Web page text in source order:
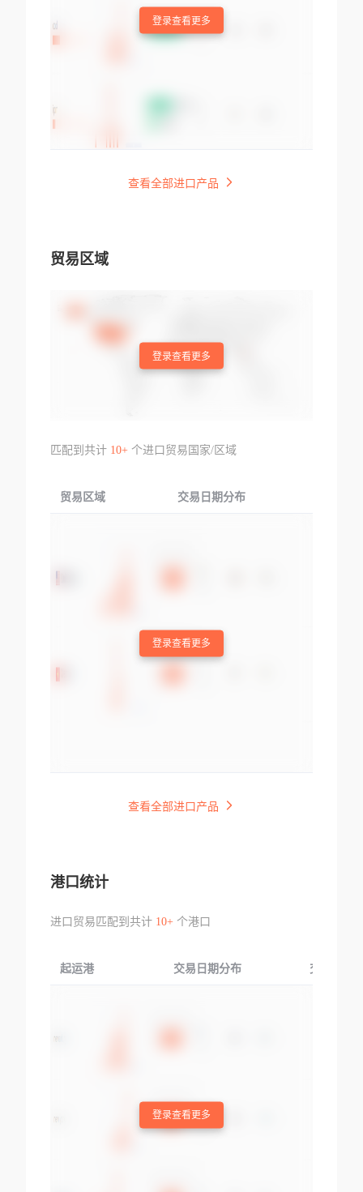
登录查看更多
查看全部进口产品
贸易区域
登录查看更多
匹配到共计 10+个进口贸易国家/区域
贸易区域 交易日期分布
登录查看更多
查看全部进口产品
港口统计
进口贸易匹配到共计 10+个港口
起运港 交易日期分布 交易产品
登录查看更多